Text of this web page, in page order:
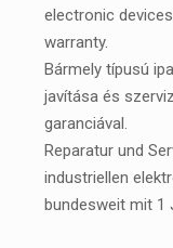
electronic
warranty.
Bármely típusú
javítása és
garanciával.
Reparatur und
industriellen
bundesweit mit 1